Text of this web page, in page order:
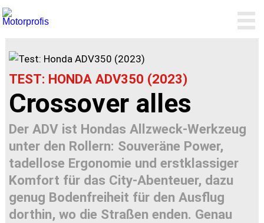
TEST: HONDA ADV350 (2023)
Crossover alles
Der ADV ist Hondas Allzweck-Werkzeug
unter den Rollern: Souveräne Power,
tadellose Ergonomie und erstklassiger
Komfort für das City-Abenteuer, dazu
genug Bodenfreiheit für den Ausflug
dorthin, wo die Straßen enden. Genau